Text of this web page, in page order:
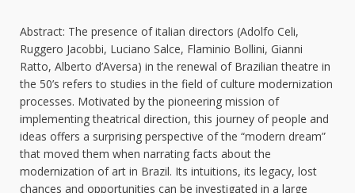
Abstract: The presence of italian directors (Adolfo Celi,
Ruggero Jacobbi, Luciano Salce, Flaminio Bollini, Gianni
Ratto, Alberto d’Aversa) in the renewal of Brazilian theatre in
the 50’s refers to studies in the field of culture modernization
processes. Motivated by the pioneering mission of
implementing theatrical direction, this journey of people and
ideas offers a surprising perspective of the “modern dream”
that moved them when narrating facts about the
modernization of art in Brazil. Its intuitions, its legacy, lost
chances and opportunities can be investigated in a large